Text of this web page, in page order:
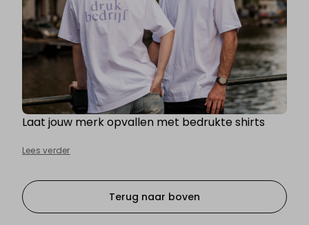
Laat jouw merk opvallen met bedrukte shirts
Lees verder
Terug naar boven